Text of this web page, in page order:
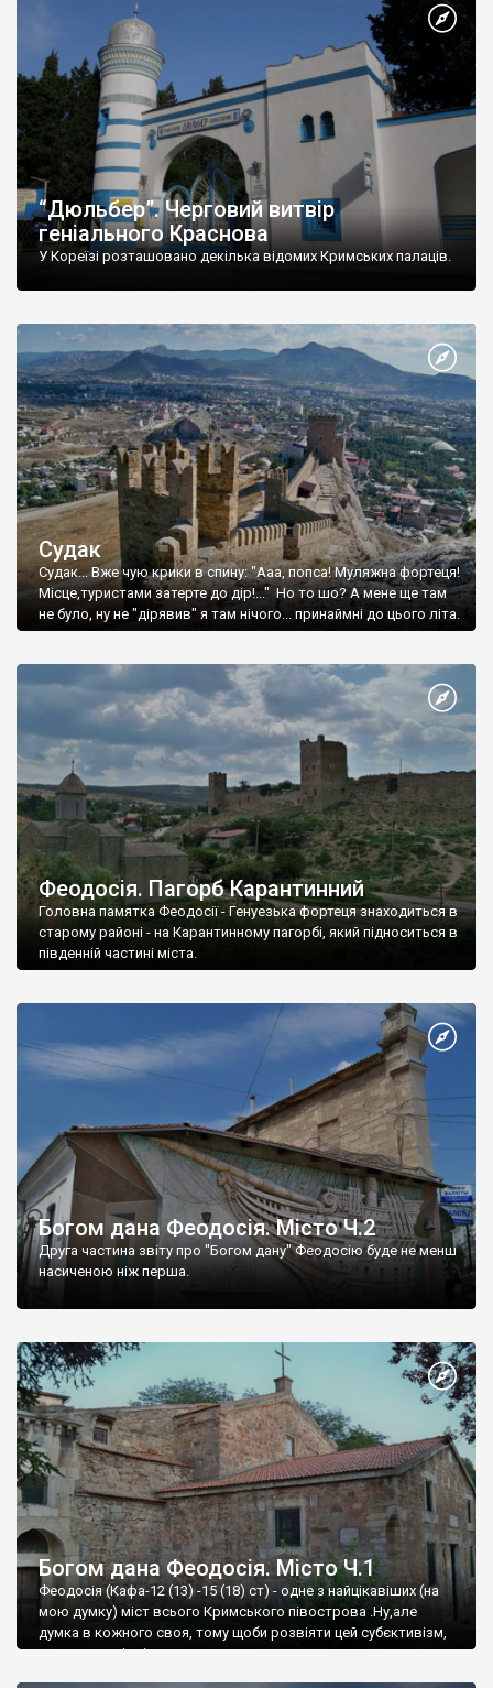
“Дюльбер”. Черговий витвір
геніального Краснова
У Кореїзі розташовано декілька відомих Кримських палаців.
Судак
Судак... Вже чую крики в спину: "Ааа, попса! Муляжна фортеця!
Місце,туристами затерте до дір!..." Но то шо? А мене ще там
не було, ну не "дірявив" я там нічого... принаймні до цього літа.
Феодосія. Пагорб Карантинний
Головна памятка Феодосії - Генуезька фортеця знаходиться в
старому районі - на Карантинному пагорбі, який підноситься в
південній частині міста.
Богом дана Феодосія. Місто Ч.2
Друга частина звіту про "Богом дану" Феодосію буде не менш
насиченою ніж перша.
Богом дана Феодосія. Місто Ч.1
Феодосія (Кафа-12 (13) -15 (18) ст) - одне з найцікавіших (на
мою думку) міст всього Кримського півострова .Ну,але
думка в кожного своя, тому щоби розвіяти цей субєктивізм,
запрошую відвідати це